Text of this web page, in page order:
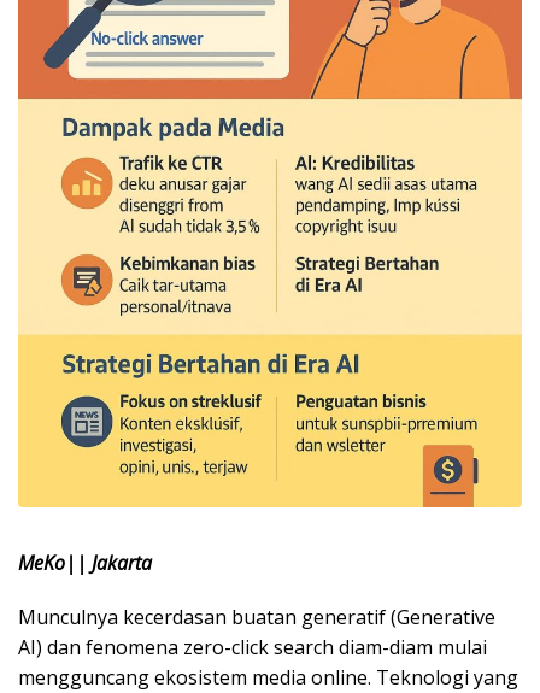
MeKo|| Jakarta
Munculnya kecerdasan buatan generatif (Generative
AI) dan fenomena zero-click search diam-diam mulai
mengguncang ekosistem media online. Teknologi yang